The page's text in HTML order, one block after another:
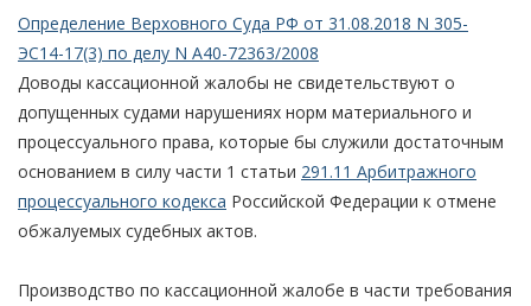
Определение Верховного Суда РФ от 31.08.2018 N 305-
ЭС14-17(3) по делу N А40-72363/2008
Доводы кассационной жалобы не свидетельствуют о
допущенных судами нарушениях норм материального и
процессуального права, которые бы служили достаточным
основанием в силу части 1 статьи 291.11 Арбитражного
процессуального кодекса Российской Федерации к отмене
обжалуемых судебных актов.
Производство по кассационной жалобе в части требования